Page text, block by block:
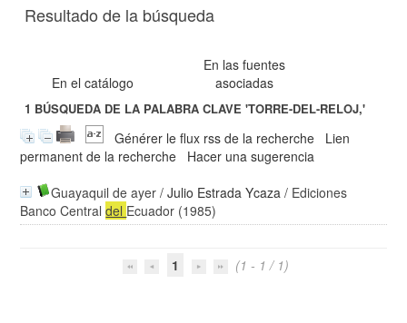
Resultado de la búsqueda
En el catálogo
En las fuentes
asociadas
1 BÚSQUEDA DE LA PALABRA CLAVE'TORRE-DEL-RELOJ,'
Générer le flux rss de la recherche
Lien
permanent de la recherche
Hacer una sugerencia
Guayaquil de ayer /Julio Estrada Ycaza / Ediciones
Banco Centraldel Ecuador (1985)
1 (1 - 1 / 1)